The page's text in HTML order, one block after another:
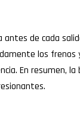
antes de cada
los
En resumen,